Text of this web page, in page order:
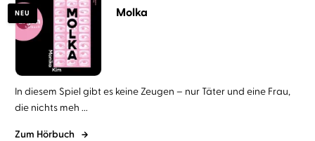
NEU Molka
In diesem Spiel gibt es keine Zeugen – nur Täter und eine Frau,
die nichts meh ...
Zum Hörbuch